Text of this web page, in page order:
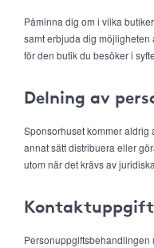
Påminna dig om i vilka
samt erbjuda dig
för den butik du besöker i
Delning av
Sponsorhuset kommer aldrig
annat sätt distribuera eller
utom när det krävs av
Personuppgiftsbehandlingen